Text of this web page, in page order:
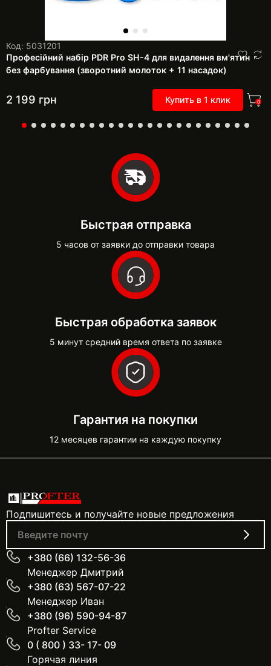
Код: 5031201
Професійний набір PDR Pro SH-4 для видалення вм'ятин
без фарбування (зворотний молоток + 11 насадок)
2 199 грн Купить в 1 клик 0
Быстрая отправка
5 часов от заявки до отправки товара
Быстрая обработка заявок
5 минут средний время ответа по заявке
Гарантия на покупки
12 месяцев гарантии на каждую покупку
Подпишитесь и получайте новые предложения
+380 (66) 132-56-36
Менеджер Дмитрий
+380 (63) 567-07-22
Менеджер Иван
+380 (96) 590-94-87
Profter Service
0 ( 800 ) 33- 17- 09
Горячая линия